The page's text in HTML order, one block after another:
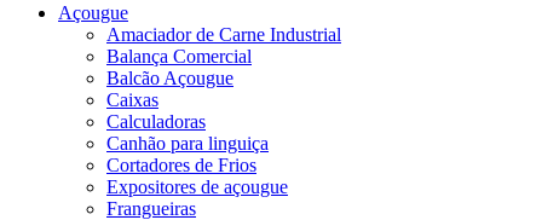
Açougue
Amaciador de Carne Industrial
Balança Comercial
Balcão Açougue
Caixas
Calculadoras
Canhão para linguiça
Cortadores de Frios
Expositores de açougue
Frangueiras